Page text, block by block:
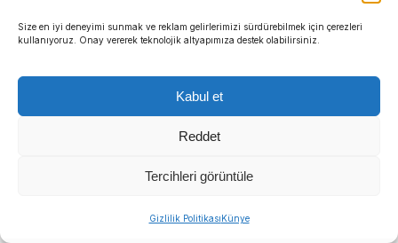
Size en iyi deneyimi sunmak ve reklam gelirlerimizi sürdürebilmek için çerezleri
kullanıyoruz. Onay vererek teknolojik altyapımıza destek olabilirsiniz.
Kabul et
Reddet
Tercihleri görüntüle
Gizlilik PolitikasıKünye
yönetim anlayışı kapsamında Çamdibi
Bölgesi’nde mahalle sakinleri ve muhtarlarla
Çamdibi Atatürk Parkı’nda gerçekleşen ziyaret